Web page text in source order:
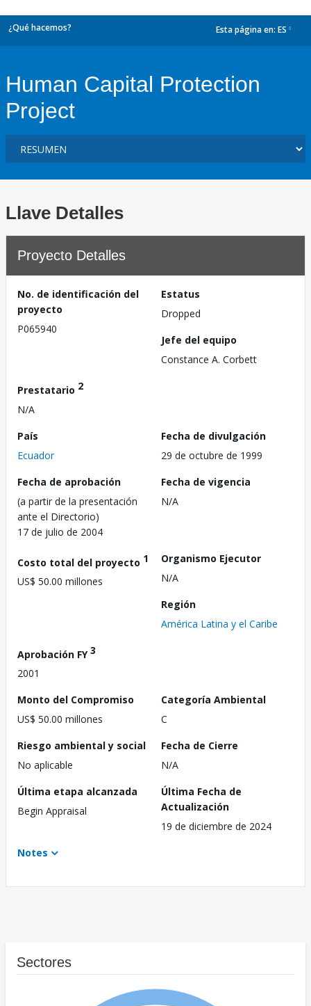
¿Qué hacemos? Esta página en: ES
Human Capital Protection
Project
Llave Detalles
Proyecto Detalles
No. de identificación del
proyecto
P065940
Estatus
Dropped
Jefe del equipo
Constance A. Corbett
Prestatario 2
N/A
País
Ecuador
Fecha de divulgación
29 de octubre de 1999
Fecha de aprobación
(a partir de la presentación
ante el Directorio)
17 de julio de 2004
Fecha de vigencia
N/A
Costo total del proyecto 1
US$ 50.00 millones
Organismo Ejecutor
N/A
Región
América Latina y el Caribe
Aprobación FY3
2001
Monto del Compromiso
US$ 50.00 millones
Categoría Ambiental
C
Riesgo ambiental y social
No aplicable
Fecha de Cierre
N/A
Última etapa alcanzada
Begin Appraisal
Última Fecha de
Actualización
19 de diciembre de 2024
Notes
Sectores